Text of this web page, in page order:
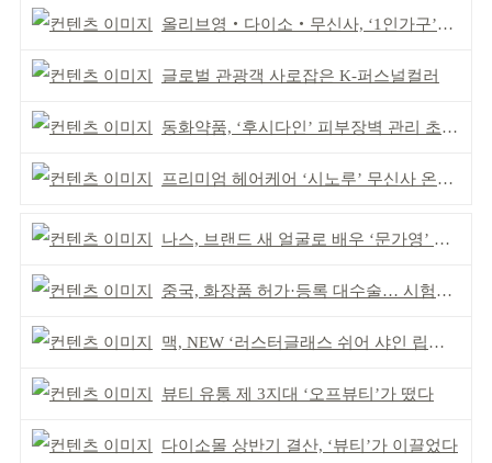
올리브영‧다이소‧무신사, ‘1인가구’가 이끈다
글로벌 관광객 사로잡은 K-퍼스널컬러
동화약품, ‘후시다인’ 피부장벽 관리 초점 ‘리브랜딩’
프리미엄 헤어케어 ‘시노루’ 무신사 온라인 입점
나스, 브랜드 새 얼굴로 배우 ‘문가영’ 발탁
중국, 화장품 허가·등록 대수술… 시험자료 공용 허용
맥, NEW ‘러스터글래스 쉬어 샤인 립스틱’ 출시
뷰티 유통 제 3지대 ‘오프뷰티’가 떴다
다이소몰 상반기 결산, ‘뷰티’가 이끌었다